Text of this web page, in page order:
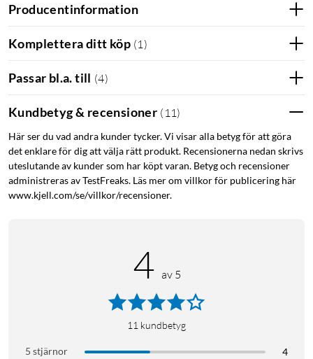
Producentinformation
Komplettera ditt köp (1 )
Passar bl.a. till (4)
Kundbetyg & recensioner ( 11 )
Här ser du vad andra kunder tycker. Vi visar alla betyg för att göra
det enklare för dig att välja rätt produkt. Recensionerna nedan skrivs
uteslutande av kunder som har köpt varan. Betyg och recensioner
administreras av TestFreaks. Läs mer om villkor för publicering här
www.kjell.com/se/villkor/recensioner.
4 av 5
11 kundbetyg
5 stjärnor
4